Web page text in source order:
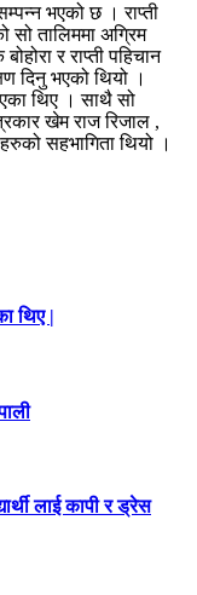
भएको छ । राप्ती
तालिममा अग्रिम
र राप्ती पहिचान
दिनु भएको थियो ।
थिए । साथै सो
खेम राज रिजाल ,
सहभागिता थियो ।
थिए |
लाई कापी र ड्रेस